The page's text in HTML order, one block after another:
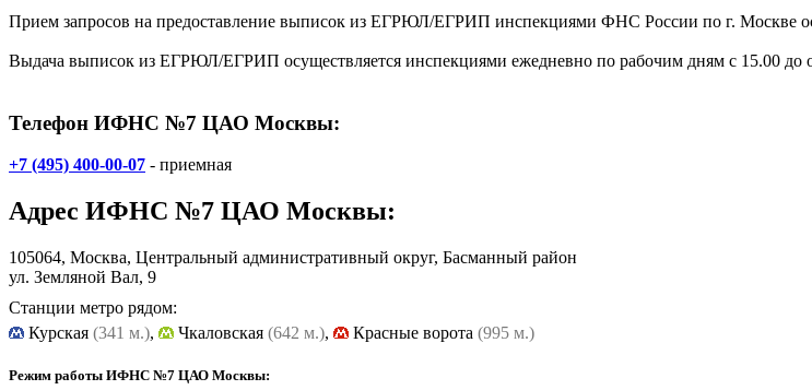
Прием запросов на предоставление выписок из ЕГРЮЛ/ЕГРИП инспекциями ФНС России по г. Москве
Выдача выписок из ЕГРЮЛ/ЕГРИП осуществляется инспекциями ежедневно по рабочим дням с 15.00 до
Телефон ИФНС №7 ЦАО Москвы:
+7 (495) 400-00-07 - приемная
Адрес ИФНС №7 ЦАО Москвы:
105064, Москва, Центральный административный округ, Басманный район
ул. Земляной Вал, 9
Станции метро рядом:
Курская (341 м.), Чкаловская (642 м.), Красные ворота (995 м.)
Режим работы ИФНС №7 ЦАО Москвы: